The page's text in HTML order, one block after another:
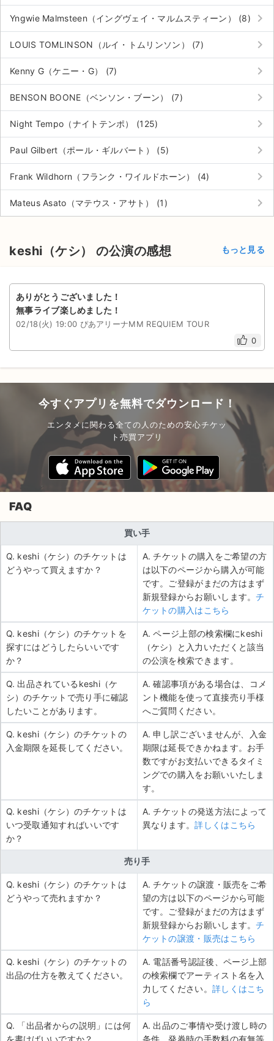
Yngwie Malmsteen（イングヴェイ・マルムスティーン） (8) keyboard_arrow_right
LOUIS TOMLINSON（ルイ・トムリンソン） (7) keyboard_arrow_right
Kenny G（ケニー・G） (7) keyboard_arrow_right
BENSON BOONE（ベンソン・ブーン） (7) keyboard_arrow_right
Night Tempo（ナイトテンポ） (125) keyboard_arrow_right
Paul Gilbert（ポール・ギルバート） (5) keyboard_arrow_right
Frank Wildhorn（フランク・ワイルドホーン） (4) keyboard_arrow_right
Mateus Asato（マテウス・アサト） (1) keyboard_arrow_right
keshi（ケシ） の公演の感想 もっと見る
ありがとうございました！
無事ライブ楽しめました！
02/18(火) 19:00 ぴあアリーナMM REQUIEM TOUR
0
今すぐアプリを無料でダウンロード！
エンタメに関わる全ての人のための安心チケッ
ト売買アプリ
FAQ
買い手
Q. keshi（ケシ）のチケットは
どうやって買えますか？
A. チケットの購入をご希望の方
は以下のページから購入が可能
です。ご登録がまだの方はまず
新規登録からお願いします。チ
ケットの購入はこちら
Q. keshi（ケシ）のチケットを
探すにはどうしたらいいです
か？
A. ページ上部の検索欄にkeshi
（ケシ）と入力いただくと該当
の公演を検索できます。
Q. 出品されているkeshi（ケ
シ）のチケットで売り手に確認
したいことがあります。
A. 確認事項がある場合は、コメ
ント機能を使って直接売り手様
へご質問ください。
Q. keshi（ケシ）のチケットの
入金期限を延長してください。
A. 申し訳ございませんが、入金
期限は延長できかねます。お手
数ですがお支払いできるタイミ
ングでの購入をお願いいたしま
す。
Q. keshi（ケシ）のチケットは
いつ受取通知すればいいです
か？
A. チケットの発送方法によって
異なります。詳しくはこちら
売り手
Q. keshi（ケシ）のチケットは
どうやって売れますか？
A. チケットの譲渡・販売をご希
望の方は以下のページから可能
です。ご登録がまだの方はまず
新規登録からお願いします。チ
ケットの譲渡・販売はこちら
Q. keshi（ケシ）のチケットの
出品の仕方を教えてください。
A. 電話番号認証後、ページ上部
の検索欄でアーティスト名を入
力してください。 詳しくはこち
ら
Q. 「出品者からの説明」には何
を書けばいいですか？
A. 出品のご事情や受け渡し時の
条件、発券時の手数料の有無等